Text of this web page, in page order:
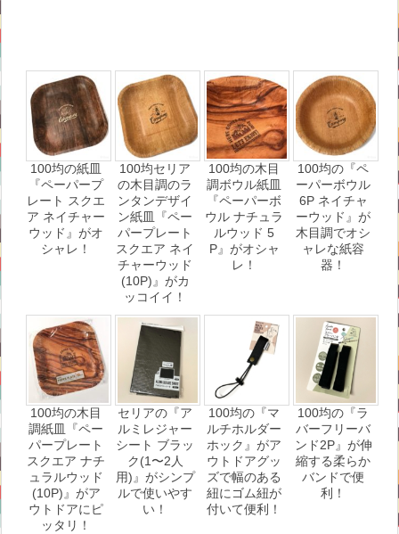
100均の紙皿
『ペーパープ
レート スクエ
ア ネイチャー
ウッド』がオ
シャレ！
100均セリア
の木目調のラ
ンタンデザイ
ン紙皿『ペー
パープレート
スクエア ネイ
チャーウッド
(10P)』がカ
ッコイイ！
100均の木目
調ボウル紙皿
『ペーパーボ
ウル ナチュラ
ルウッド 5
P』がオシャ
レ！
100均の『ペ
ーパーボウル
6P ネイチャ
ーウッド』が
木目調でオシ
ャレな紙容
器！
100均の木目
調紙皿『ペー
パープレート
スクエア ナチ
ュラルウッド
(10P)』がア
ウトドアにピ
ッタリ！
セリアの『ア
ルミレジャー
シート ブラッ
ク(1〜2人
用)』がシンプ
ルで使いやす
い！
100均の『マ
ルチホルダー
ホック』がア
ウトドアグッ
ズで幅のある
紐にゴム紐が
付いて便利！
100均の『ラ
バーフリーバ
ンド2P』が伸
縮する柔らか
バンドで便
利！